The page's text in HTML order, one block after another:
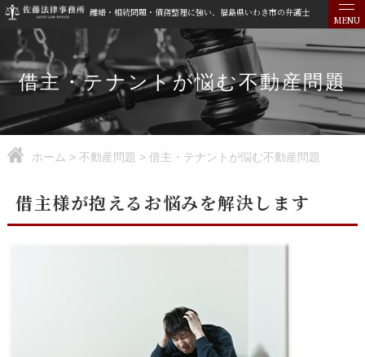
離婚・相続問題・債務整理に強い、福島県いわき市の弁護士
MENU
借主・テナントが悩む不動産問題
ホーム > 不動産問題 > 借主・テナントが悩む不動産問題
借主様が抱えるお悩みを解決します